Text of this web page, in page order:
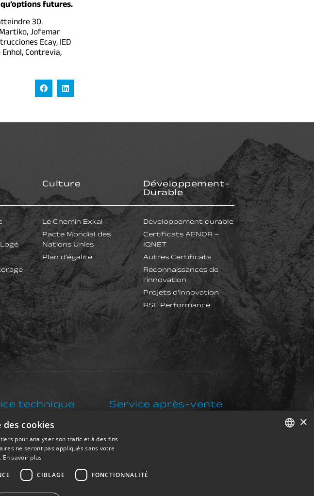
futures.
30.
Jofemar
Ecay, IED
Contrevia,
Culture Développement-
Durable
Le Chemin Exkal
Pacte Mondial des
Nations Unies
Plan d’égalité
Developpement durable
Certificats AENOR –
IQNET
Autres Certificats
Reconnaissances de
l’innovation
Projets d’innovation
RSE Performance
technique
833 98 86
Service après-vente​
postventa@exkalsa.com
×
des cookies
pour analyser son trafic et à des fins
ne seront pas appliqués sans votre
En savoir plus
CIBLAGE FONCTIONNALITÉ